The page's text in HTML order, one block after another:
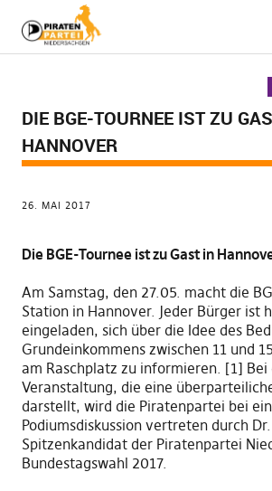
DIE BGE-TOURNEE IST ZU
HANNOVER
26. MAI 2017
Die BGE-Tournee ist zu Gast in
Am Samstag, den 27.05. macht die
Station in Hannover. Jeder Bürger ist
eingeladen, sich über die Idee des
Grundeinkommens zwischen 11 und
am Raschplatz zu informieren. [1] Bei
Veranstaltung, die eine
darstellt, wird die Piratenpartei bei
Podiumsdiskussion vertreten durch
Spitzenkandidat der Piratenpartei
Bundestagswahl 2017.